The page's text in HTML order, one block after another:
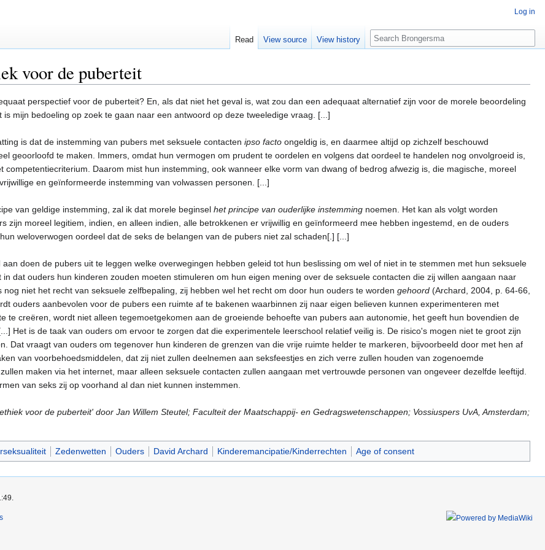
voor de puberteit
perspectief voor de puberteit? En, als dat niet het geval is, wat zou dan een adequaat alternatief zijn voor de morele beoordeling
mijn bedoeling op zoek te gaan naar een antwoord op deze tweeledige vraag. [...]
is dat de instemming van pubers met seksuele contacten ipso facto ongeldig is, en daarmee altijd op zichzelf beschouwd
geoorloofd te maken. Immers, omdat hun vermogen om prudent te oordelen en volgens dat oordeel te handelen nog onvolgroeid is,
competentiecriterium. Daarom mist hun instemming, ook wanneer elke vorm van dwang of bedrog afwezig is, die magische, moreel
en geïnformeerde instemming van volwassen personen. [...]
van geldige instemming, zal ik dat morele beginsel het principe van ouderlijke instemming noemen. Het kan als volgt worden
zijn moreel legitiem, indien, en alleen indien, alle betrokkenen er vrijwillig en geïnformeerd mee hebben ingestemd, en de ouders
weloverwogen oordeel dat de seks de belangen van de pubers niet zal schaden[.] [...]
doen de pubers uit te leggen welke overwegingen hebben geleid tot hun beslissing om wel of niet in te stemmen met hun seksuele
dat ouders hun kinderen zouden moeten stimuleren om hun eigen mening over de seksuele contacten die zij willen aangaan naar
niet het recht van seksuele zelfbepaling, zij hebben wel het recht om door hun ouders te worden gehoord (Archard, 2004, p. 64-66,
ouders aanbevolen voor de pubers een ruimte af te bakenen waarbinnen zij naar eigen believen kunnen experimenteren met
te creëren, wordt niet alleen tegemoetgekomen aan de groeiende behoefte van pubers aan autonomie, het geeft hun bovendien de
Het is de taak van ouders om ervoor te zorgen dat die experimentele leerschool relatief veilig is. De risico's mogen niet te groot zijn
Dat vraagt van ouders om tegenover hun kinderen de grenzen van die vrije ruimte helder te markeren, bijvoorbeeld door met hen af
van voorbehoedsmiddelen, dat zij niet zullen deelnemen aan seksfeestjes en zich verre zullen houden van zogenoemde
maken via het internet, maar alleen seksuele contacten zullen aangaan met vertrouwde personen van ongeveer dezelfde leeftijd.
van seks zij op voorhand al dan niet kunnen instemmen.
voor de puberteit' door Jan Willem Steutel; Faculteit der Maatschappij- en Gedragswetenschappen; Vossiuspers UvA, Amsterdam;
Zedenwetten Ouders David Archard Kinderemancipatie/Kinderrechten Age of consent
Log in
Read View source View history Search